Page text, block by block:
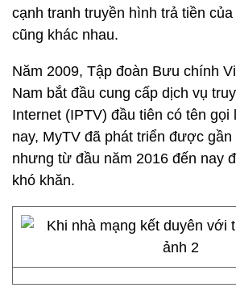
cạnh tranh truyền hình trả tiền
cũng khác nhau.
Năm 2009, Tập đoàn Bưu chính
Nam bắt đầu cung cấp dịch vụ
Internet (IPTV) đầu tiên có tên gọi
nay, MyTV đã phát triển được
nhưng từ đầu năm 2016 đến nay
khó khăn.